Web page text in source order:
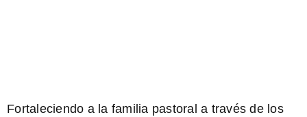
Fortaleciendo a la familia pastoral a través de los